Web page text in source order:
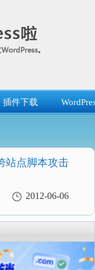
插件下载
站点脚本攻击
2012-06-06